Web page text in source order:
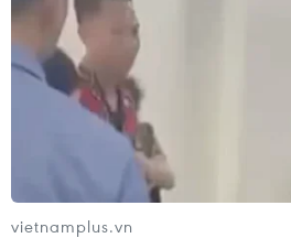
vietnamplus.vn